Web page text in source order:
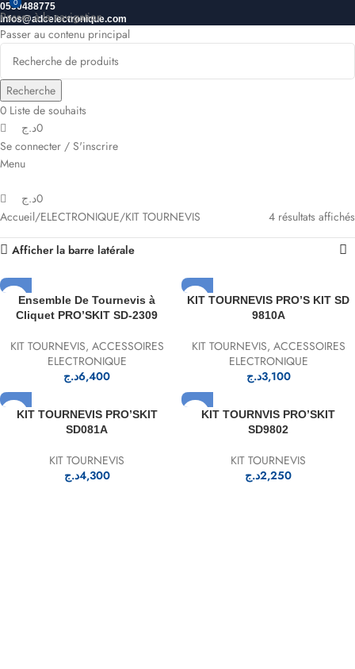
Passer à la navigation
Passer au contenu principal
0550488775
Infos@adcelectronique.com
Recherche
0 Liste de souhaits
0د.ج
Se connecter / S'inscrire
Menu
0د.ج
Accueil ELECTRONIQUE KIT TOURNEVIS 4 résultats affichés
Afficher la barre latérale
Ensemble De Tournevis à
Cliquet PRO’SKIT SD-2309
KIT TOURNEVIS, ACCESSOIRES
ELECTRONIQUE
6,400د.ج
KIT TOURNEVIS PRO’S KIT SD
9810A
KIT TOURNEVIS, ACCESSOIRES
ELECTRONIQUE
3,100د.ج
KIT TOURNEVIS PRO’SKIT
SD081A
KIT TOURNEVIS
4,300د.ج
KIT TOURNVIS PRO’SKIT
SD9802
KIT TOURNEVIS
2,250د.ج